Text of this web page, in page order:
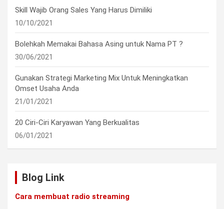
Skill Wajib Orang Sales Yang Harus Dimiliki
10/10/2021
Bolehkah Memakai Bahasa Asing untuk Nama PT ?
30/06/2021
Gunakan Strategi Marketing Mix Untuk Meningkatkan
Omset Usaha Anda
21/01/2021
20 Ciri-Ciri Karyawan Yang Berkualitas
06/01/2021
Blog Link
Cara membuat radio streaming